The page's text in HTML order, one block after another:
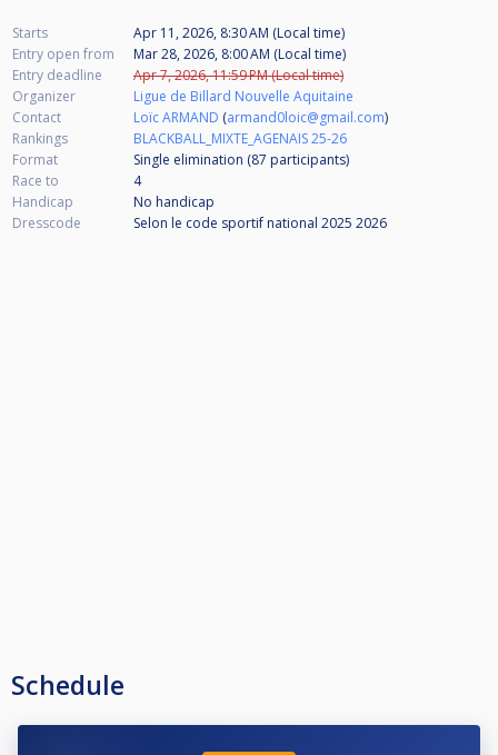
Starts
Apr 11, 2026, 8:30 AM (Local time)
Entry open from
Mar 28, 2026, 8:00 AM (Local time)
Entry deadline
Apr 7, 2026, 11:59 PM (Local time)
Organizer
Ligue de Billard Nouvelle Aquitaine
Contact
Loïc ARMAND (armand0loic@gmail.com)
Rankings
BLACKBALL_MIXTE_AGENAIS 25-26
Format
Single elimination (87 participants)
Race to
4
Handicap
No handicap
Dresscode
Selon le code sportif national 2025 2026
Schedule